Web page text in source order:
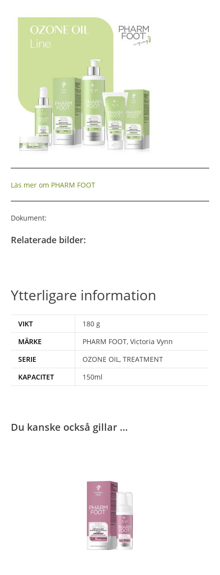
Läs mer om PHARM FOOT
Dokument:
Relaterade bilder:
Ytterligare information
VIKT
180 g
MÄRKE
PHARM FOOT, Victoria Vynn
SERIE
OZONE OIL, TREATMENT
KAPACITET
150ml
Du kanske också gillar …